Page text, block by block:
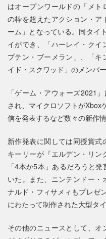
はオープンワールドの「メ
の枠を超えたアクション・
ーム」となっている。同タイ
イができ、「ハーレイ・クイ
プテン・ブーメラン」、「
イド・スクワッド」のメンバ
「ゲーム・アウォーズ2021
され、マイクロソフトがXbox
信を発表するなど数々の新作
新作発表に関しては同授賞式
キーリーが『エルデン・リ
「4本か5本」あるだろうと
いた。また、ニンテンドー
ナルド・フィサメィもプレゼ
にわたって制作された大型タ
その他のニュースとして、